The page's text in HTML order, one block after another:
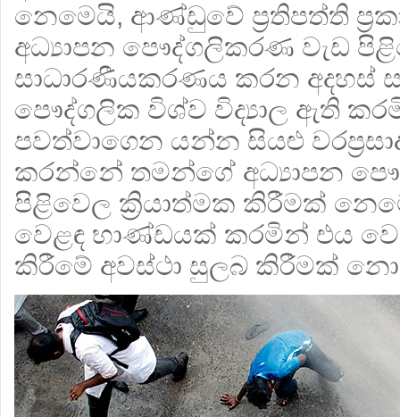
නෙමෙයි, ආණ්ඩුවේ ප්‍රතිපත්ති
අධ්‍යාපන පෞද්ගලිකරණ වැඩ
සාධාරණීයකරණය කරන අදහස්
පෞද්ගලික විශ්ව විද්‍යාල ඇති
පවත්වාගෙන යන්න සියළු
කරන්නේ තමන්ගේ අධ්‍යාපන
පිළිවෙල ක්‍රියාත්මක කිරීමක්
වෙළඳ භාණ්ඩයක් කරමින් එය
කිරීමේ අවස්ථා සුලබ කිරීමක්